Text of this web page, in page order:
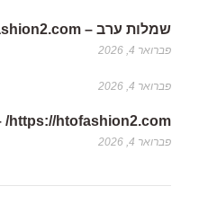
שמלות ערב – https://htofashion2.com/
פברואר 4, 2026
פברואר 4, 2026
https://htofashion2.com/ – שמלות ערב
פברואר 4, 2026